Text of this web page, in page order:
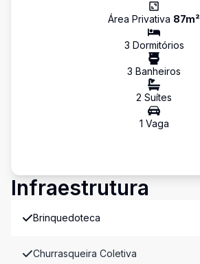
Área Privativa 87m²
3 Dormitórios
3 Banheiros
2 Suítes
1 Vaga
Infraestrutura
Brinquedoteca
Churrasqueira Coletiva